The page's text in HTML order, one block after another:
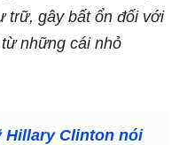
trữ, gây bất ổn đối với
những cái nhỏ
Hillary Clinton nói